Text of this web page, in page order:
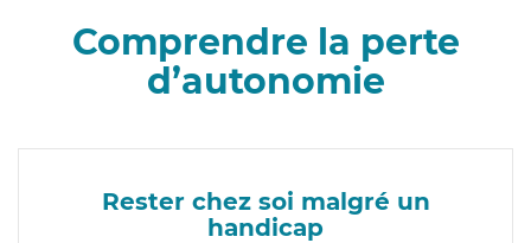
Comprendre la perte
d’autonomie
Rester chez soi malgré un
handicap